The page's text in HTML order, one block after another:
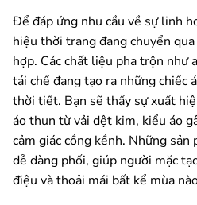
Để đáp ứng nhu cầu về sự linh
hiệu thời trang đang chuyển
hợp. Các chất liệu pha trộn như
tái chế đang tạo ra những chiếc
thời tiết. Bạn sẽ thấy sự xuất
áo thun từ vải dệt kim, kiểu áo
cảm giác cồng kềnh. Những
dễ dàng phối, giúp người mặc
điệu và thoải mái bất kể mùa